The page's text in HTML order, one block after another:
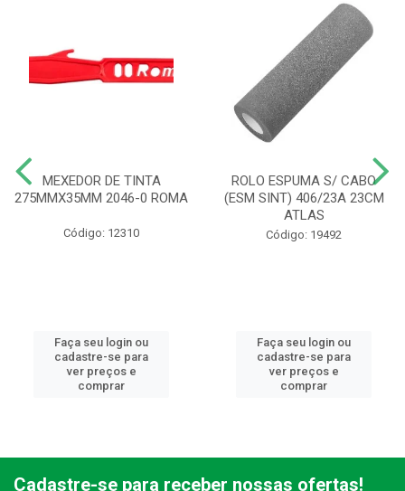
MEXEDOR DE TINTA
275MMX35MM 2046-0 ROMA
Código: 12310
Faça seu login ou
cadastre-se para
ver preços e
comprar
ROLO ESPUMA S/ CABO
(ESM SINT) 406/23A 23CM
ATLAS
Código: 19492
Faça seu login ou
cadastre-se para
ver preços e
comprar
Cadastre-se para receber nossas ofertas!